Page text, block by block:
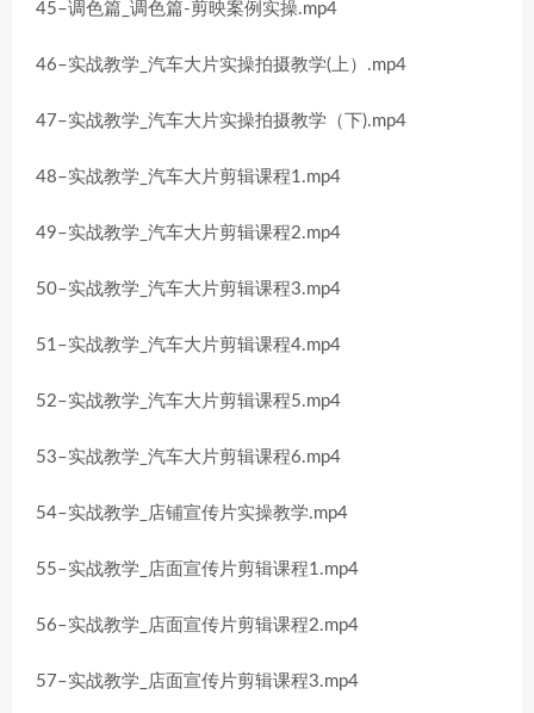
45–调色篇_调色篇-剪映案例实操.mp4
46–实战教学_汽车大片实操拍摄教学(上）.mp4
47–实战教学_汽车大片实操拍摄教学（下).mp4
48–实战教学_汽车大片剪辑课程1.mp4
49–实战教学_汽车大片剪辑课程2.mp4
50–实战教学_汽车大片剪辑课程3.mp4
51–实战教学_汽车大片剪辑课程4.mp4
52–实战教学_汽车大片剪辑课程5.mp4
53–实战教学_汽车大片剪辑课程6.mp4
54–实战教学_店铺宣传片实操教学.mp4
55–实战教学_店面宣传片剪辑课程1.mp4
56–实战教学_店面宣传片剪辑课程2.mp4
57–实战教学_店面宣传片剪辑课程3.mp4